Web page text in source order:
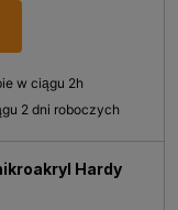
w ciągu 2h
2 dni roboczych
Hardy